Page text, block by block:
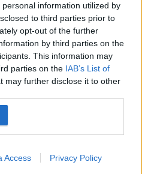
information utilized by
to third parties prior to
opt-out of the further
by third parties on the
This information may
parties on the IAB’s List of
may further disclose it to other
Access Privacy Policy
european
energie și susține